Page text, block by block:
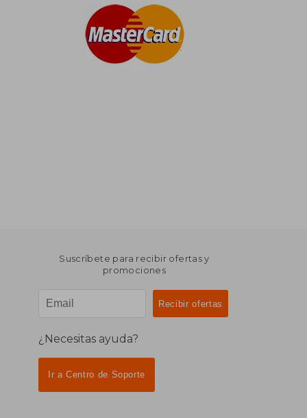
Suscríbete para recibir ofertas y
promociones
¿Necesitas ayuda?
Ir a Centro de Soporte